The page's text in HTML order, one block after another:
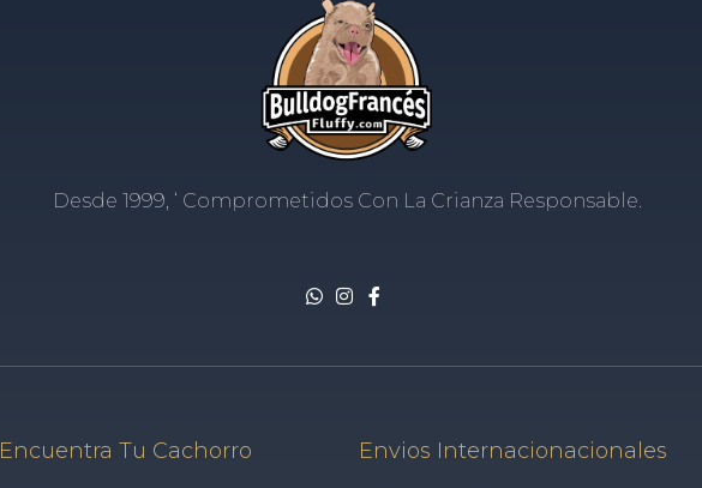
Desde 1999, ‘ Comprometidos Con La Crianza Responsable.
Encuentra Tu Cachorro Envios Internacionacionales